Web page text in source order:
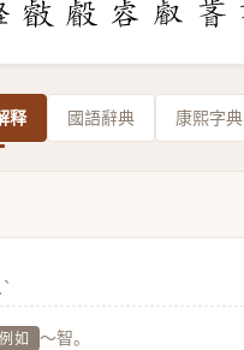
释 國語辭典 康熙字典
例如 ～智。